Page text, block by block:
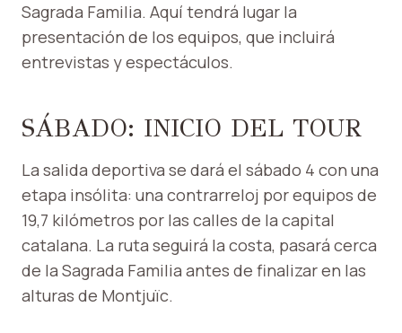
Sagrada Familia. Aquí tendrá lugar la
presentación de los equipos, que incluirá
entrevistas y espectáculos.
SÁBADO: INICIO DEL TOUR
La salida deportiva se dará el sábado 4 con una
etapa insólita: una contrarreloj por equipos de
19,7 kilómetros por las calles de la capital
catalana. La ruta seguirá la costa, pasará cerca
de la Sagrada Familia antes de finalizar en las
alturas de Montjuïc.